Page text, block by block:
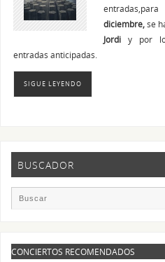
diciembre,se
Jordiy por lo
entradas anticipadas.
SIGUE LEYENDO
BUSCADOR
CONCIERTOS RECOMENDADOS